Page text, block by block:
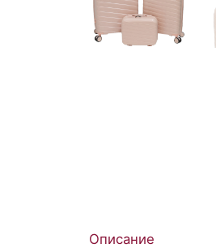
Описание